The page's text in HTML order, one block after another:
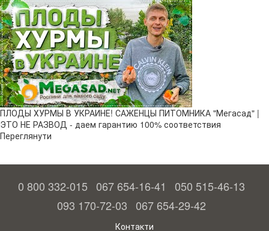
ПЛОДЫ ХУРМЫ В УКРАИНЕ! САЖЕНЦЫ ПИТОМНИКА "Мегасад" |
ЭТО НЕ РАЗВОД - даем гарантию 100% соответствия
Переглянути
0 800 332-015 067 654-16-41
050 515-46-13
093 170-72-03 067 654-29-42
Контакти